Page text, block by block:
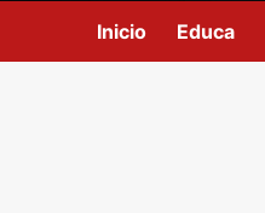
Inicio Educa